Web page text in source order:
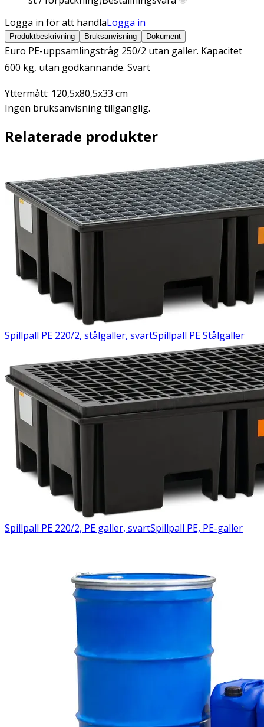
Logga in för att handlaLogga in
Produktbeskrivning Bruksanvisning Dokument
Euro PE-uppsamlingstråg 250/2 utan galler. Kapacitet
600 kg, utan godkännande. Svart
Yttermått: 120,5x80,5x33 cm
Ingen bruksanvisning tillgänglig.
Relaterade produkter
Spillpall PE 220/2, stålgaller, svartSpillpall PE Stålgaller
Spillpall PE 220/2, PE galler, svartSpillpall PE, PE-galler